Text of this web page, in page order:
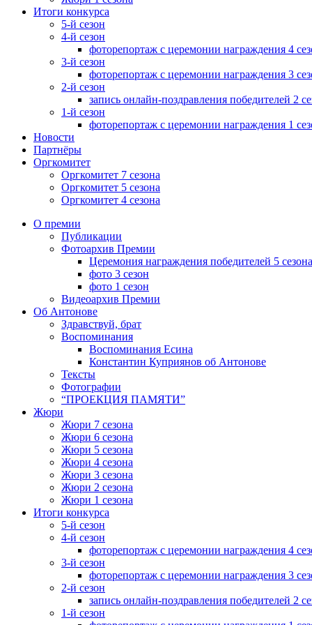
Итоги конкурса
5-й сезон
4-й сезон
фоторепортаж с церемонии награждения 4
3-й сезон
фоторепортаж с церемонии награждения 3
2-й сезон
запись онлайн-поздравления победителей 2
1-й сезон
фоторепортаж с церемонии награждения 1
Новости
Партнёры
Оргкомитет
Оргкомитет 7 сезона
Оргкомитет 5 сезона
Оргкомитет 4 сезона
МенюО премии
Публикации
Фотоархив Премии
Церемония награждения победителей 5 сезона
фото 3 сезон
фото 1 сезон
Видеоархив Премии
Об Антонове
Здравствуй, брат
Воспоминания
Воспоминания Есина
Константин Куприянов об Антонове
Тексты
Фотографии
“ПРОЕКЦИЯ ПАМЯТИ”
Жюри
Жюри 7 сезона
Жюри 6 сезона
Жюри 5 сезона
Жюри 4 сезона
Жюри 3 сезона
Жюри 2 сезона
Жюри 1 сезона
Итоги конкурса
5-й сезон
4-й сезон
фоторепортаж с церемонии награждения 4
3-й сезон
фоторепортаж с церемонии награждения 3
2-й сезон
запись онлайн-поздравления победителей 2
1-й сезон